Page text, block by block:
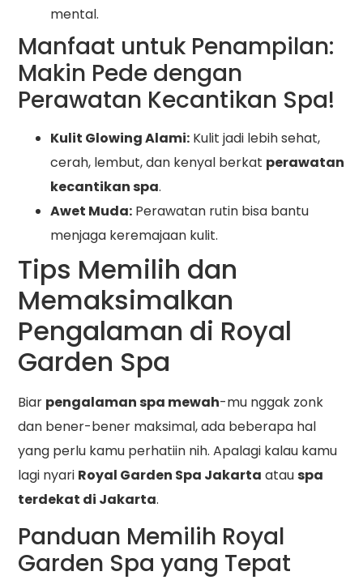
mental.
Manfaat untuk Penampilan:
Makin Pede dengan
Perawatan Kecantikan Spa!
Kulit Glowing Alami: Kulit jadi lebih sehat,
cerah, lembut, dan kenyal berkat perawatan
kecantikan spa.
Awet Muda: Perawatan rutin bisa bantu
menjaga keremajaan kulit.
Tips Memilih dan
Memaksimalkan
Pengalaman di Royal
Garden Spa
Biar pengalaman spa mewah-mu nggak zonk
dan bener-bener maksimal, ada beberapa hal
yang perlu kamu perhatiin nih. Apalagi kalau kamu
lagi nyari Royal Garden Spa Jakarta atauspa
terdekat di Jakarta.
Panduan Memilih Royal
Garden Spa yang Tepat